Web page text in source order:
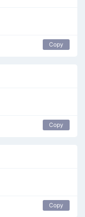
Copy
Copy
Copy